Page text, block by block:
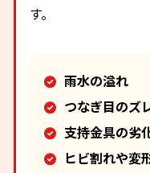
す。
雨水の溢れ
つなぎ目のズ
支持金具の劣
ヒビ割れや変